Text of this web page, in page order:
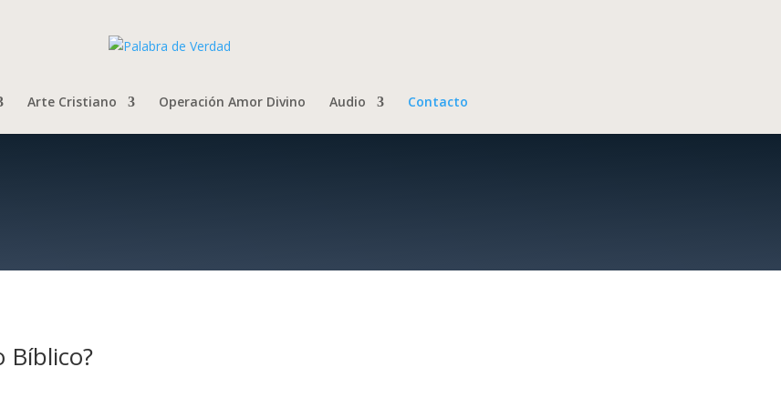
Arte Cristiano Operación Amor Divino Audio Contacto
Bíblico?